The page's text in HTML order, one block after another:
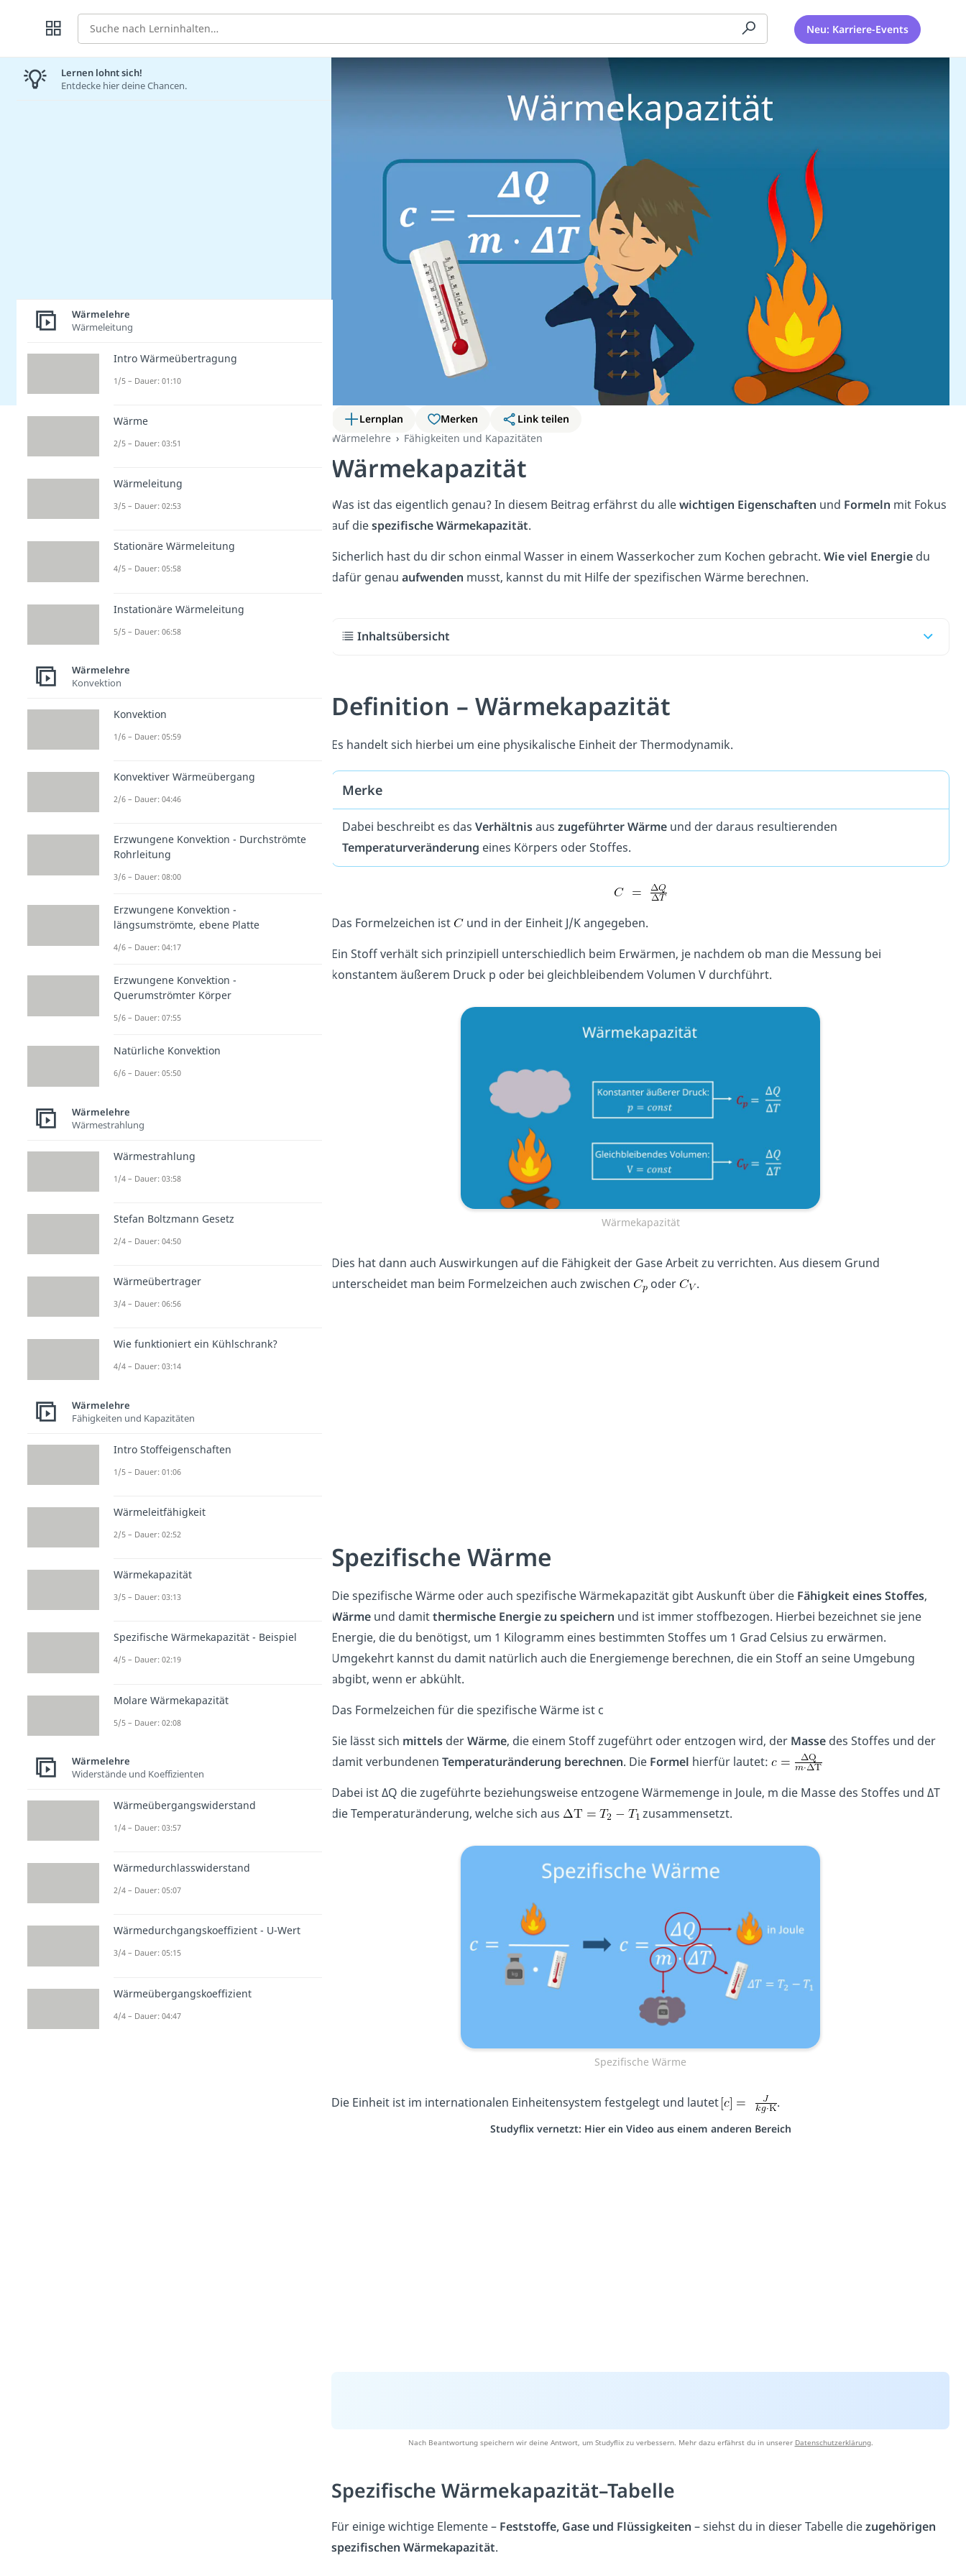
Suche Neu: Karriere-Events
Lernplan Merken
Link teilen
Wärmelehre
Fähigkeiten und Kapazitäten
Wärmekapazität
Was ist das eigentlich genau? In diesem Beitrag erfährst du allewichtigen Eigenschaften und Formeln mit Fokus
auf diespezifische Wärmekapazität.
Sicherlich hast du dir schon einmal Wasser in einem Wasserkocher zum Kochen gebracht. Wie viel Energie du
dafür genau aufwenden musst, kannst du mit Hilfe der spezifischen Wärme berechnen.
Inhaltsübersicht
Definition – Wärmekapazität
Es handelt sich hierbei um eine physikalische Einheit der Thermodynamik.
Merke
Dabei beschreibt es das Verhältnisaus zugeführter Wärme und der daraus resultierenden
Temperaturveränderung eines Körpers oder Stoffes.
Das Formelzeichen ist
und in der Einheit J/K angegeben.
Ein Stoff verhält sich prinzipiell unterschiedlich beim Erwärmen, je nachdem ob man die Messung bei
konstantem äußerem Druck p oder bei gleichbleibendem Volumen V durchführt.
Wärmekapazität
Dies hat dann auch Auswirkungen auf die Fähigkeit der Gase Arbeit zu verrichten. Aus diesem Grund
unterscheidet man beim Formelzeichen auch zwischen
oder .
Spezifische Wärme
Die spezifische Wärme oder auch spezifische Wärmekapazität gibt Auskunft über die Fähigkeit eines Stoffes,
Wärme und damitthermische Energie zu speichern und ist immer stoffbezogen. Hierbei bezeichnet sie jene
Energie, die du benötigst, um 1 Kilogramm eines bestimmten Stoffes um 1 Grad Celsius zu erwärmen.
Umgekehrt kannst du damit natürlich auch die Energiemenge berechnen, die ein Stoff an seine Umgebung
abgibt, wenn er abkühlt.
Das Formelzeichen für die spezifische Wärme ist c
Sie lässt sich mittels derWärme, die einem Stoff zugeführt oder entzogen wird, der Masse des Stoffes und der
damit verbundenen Temperaturänderung berechnen. Die Formel hierfür lautet:
Dabei ist ΔQ die zugeführte beziehungsweise entzogene Wärmemenge in Joule, m die Masse des Stoffes und ΔT
die Temperaturänderung, welche sich aus
zusammensetzt.
Spezifische Wärme
Die Einheit ist im internationalen Einheitensystem festgelegt und lautet .
Studyflix vernetzt: Hier ein Video aus einem anderen Bereich
Nach Beantwortung speichern wir deine Antwort, um Studyflix zu verbessern. Mehr dazu erfährst du in unserer Datenschutzerklärung.
Spezifische Wärmekapazität–Tabelle
Für einige wichtige Elemente – Feststoffe, Gase und Flüssigkeiten – siehst du in dieser Tabelle diezugehörigen
spezifischen Wärmekapazität.
Lernen lohnt sich!
Entdecke hier deine Chancen.
Wärmelehre
Wärmeleitung
Intro Wärmeübertragung
1/5 – Dauer: 01:10
Wärme
2/5 – Dauer: 03:51
Wärmeleitung
3/5 – Dauer: 02:53
Stationäre Wärmeleitung
4/5 – Dauer: 05:58
Instationäre Wärmeleitung
5/5 – Dauer: 06:58
Wärmelehre
Konvektion
Konvektion
1/6 – Dauer: 05:59
Konvektiver Wärmeübergang
2/6 – Dauer: 04:46
Erzwungene Konvektion - Durchströmte
Rohrleitung
3/6 – Dauer: 08:00
Erzwungene Konvektion -
längsumströmte, ebene Platte
4/6 – Dauer: 04:17
Erzwungene Konvektion -
Querumströmter Körper
5/6 – Dauer: 07:55
Natürliche Konvektion
6/6 – Dauer: 05:50
Wärmelehre
Wärmestrahlung
Wärmestrahlung
1/4 – Dauer: 03:58
Stefan Boltzmann Gesetz
2/4 – Dauer: 04:50
Wärmeübertrager
3/4 – Dauer: 06:56
Wie funktioniert ein Kühlschrank?
4/4 – Dauer: 03:14
Wärmelehre
Fähigkeiten und Kapazitäten
Intro Stoffeigenschaften
1/5 – Dauer: 01:06
Wärmeleitfähigkeit
2/5 – Dauer: 02:52
Wärmekapazität
3/5 – Dauer: 03:13
Spezifische Wärmekapazität - Beispiel
4/5 – Dauer: 02:19
Molare Wärmekapazität
5/5 – Dauer: 02:08
Wärmelehre
Widerstände und Koeffizienten
Wärmeübergangswiderstand
1/4 – Dauer: 03:57
Wärmedurchlasswiderstand
2/4 – Dauer: 05:07
Wärmedurchgangskoeffizient - U-Wert
3/4 – Dauer: 05:15
Wärmeübergangskoeffizient
4/4 – Dauer: 04:47